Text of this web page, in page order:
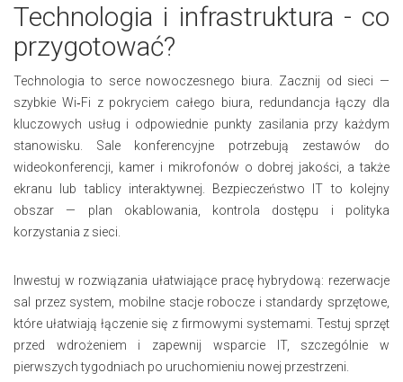
Technologia i infrastruktura - co
przygotować?
Technologia to serce nowoczesnego biura. Zacznij od sieci —
szybkie Wi‑Fi z pokryciem całego biura, redundancja łączy dla
kluczowych usług i odpowiednie punkty zasilania przy każdym
stanowisku. Sale konferencyjne potrzebują zestawów do
wideokonferencji, kamer i mikrofonów o dobrej jakości, a także
ekranu lub tablicy interaktywnej. Bezpieczeństwo IT to kolejny
obszar — plan okablowania, kontrola dostępu i polityka
korzystania z sieci.
Inwestuj w rozwiązania ułatwiające pracę hybrydową: rezerwacje
sal przez system, mobilne stacje robocze i standardy sprzętowe,
które ułatwiają łączenie się z firmowymi systemami. Testuj sprzęt
przed wdrożeniem i zapewnij wsparcie IT, szczególnie w
pierwszych tygodniach po uruchomieniu nowej przestrzeni.